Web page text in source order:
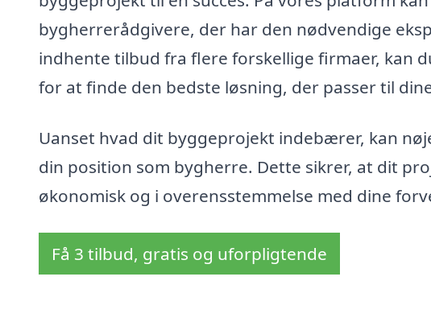
bygherrerådgivere, der har den nødvendige
indhente tilbud fra flere forskellige firmaer, kan
for at finde den bedste løsning, der passer til
Uanset hvad dit byggeprojekt indebærer, kan
din position som bygherre. Dette sikrer, at dit
økonomisk og i overensstemmelse med dine
Få 3 tilbud, gratis og uforpligtende